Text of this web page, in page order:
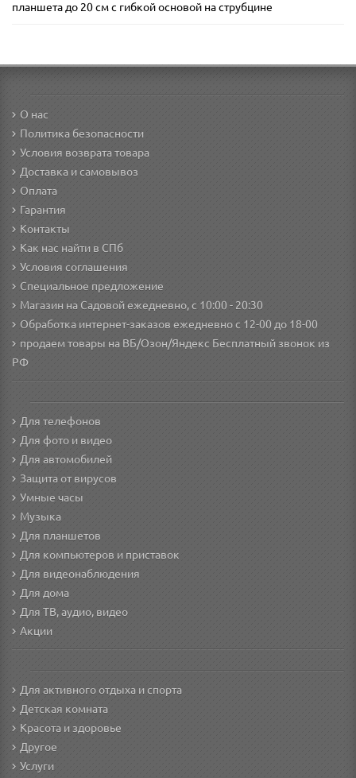
планшета до 20 см с гибкой основой на струбцине
О нас
Политика безопасности
Условия возврата товара
Доставка и самовывоз
Оплата
Гарантия
Контакты
Как нас найти в СПб
Условия соглашения
Специальное предложение
Магазин на Садовой ежедневно, с 10:00 - 20:30
Обработка интернет-заказов ежедневно с 12-00 до 18-00
продаем товары на ВБ/Озон/Яндекс Бесплатный звонок из
РФ
Для телефонов
Для фото и видео
Для автомобилей
Защита от вирусов
Умные часы
Музыка
Для планшетов
Для компьютеров и приставок
Для видеонаблюдения
Для дома
Для ТВ, аудио, видео
Акции
Для активного отдыха и спорта
Детская комната
Красота и здоровье
Другое
Услуги